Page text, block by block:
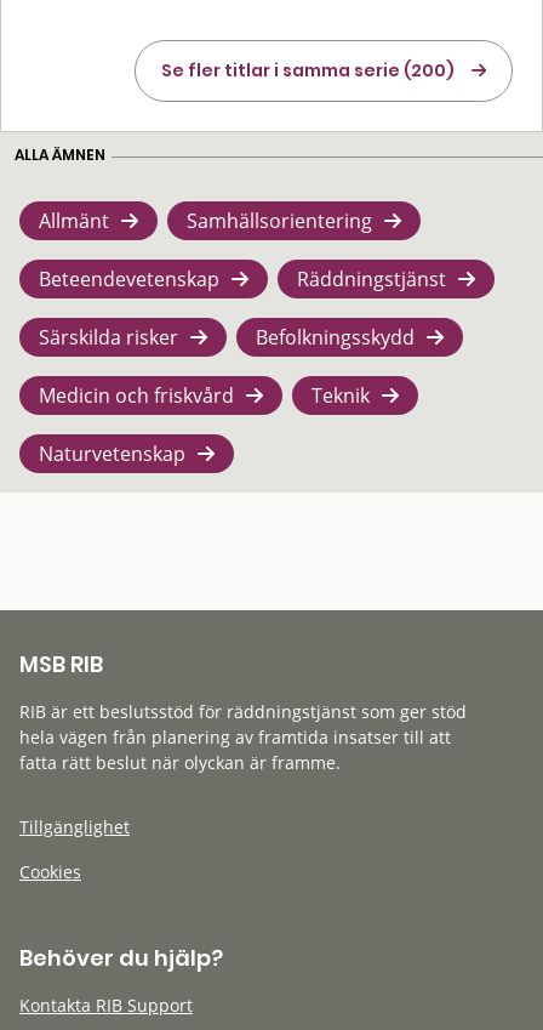
Se fler titlar i samma serie (200)
ALLA ÄMNEN
Allmänt Samhällsorientering
Beteendevetenskap Räddningstjänst
Särskilda risker Befolkningsskydd
Medicin och friskvård Teknik
Naturvetenskap
MSB RIB
RIB är ett beslutsstöd för räddningstjänst som ger stöd
hela vägen från planering av framtida insatser till att
fatta rätt beslut när olyckan är framme.
Tillgänglighet
Cookies
Behöver du hjälp?
Kontakta RIB Support